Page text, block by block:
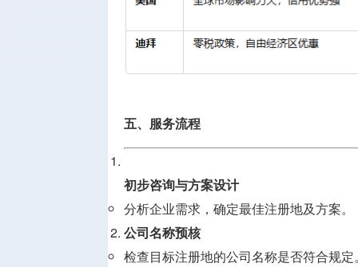
五、服务流程
初步咨询与方案设计
分析企业需求，确定最佳注册地及方案。
公司名称预核
检查目标注册地的公司名称是否符合规定